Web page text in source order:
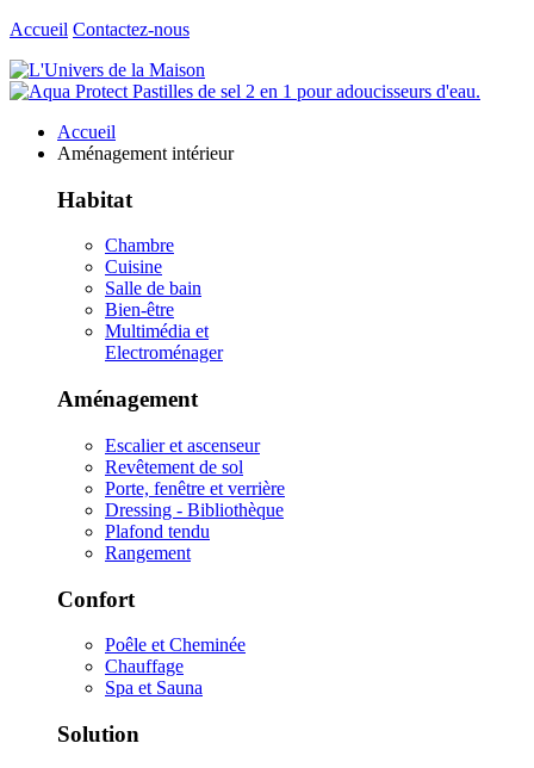
Accueil Contactez-nous
Accueil
Aménagement intérieur
Habitat
Chambre
Cuisine
Salle de bain
Bien-être
Multimédia et
Electroménager
Aménagement
Escalier et ascenseur
Revêtement de sol
Porte, fenêtre et verrière
Dressing - Bibliothèque
Plafond tendu
Rangement
Confort
Poêle et Cheminée
Chauffage
Spa et Sauna
Solution